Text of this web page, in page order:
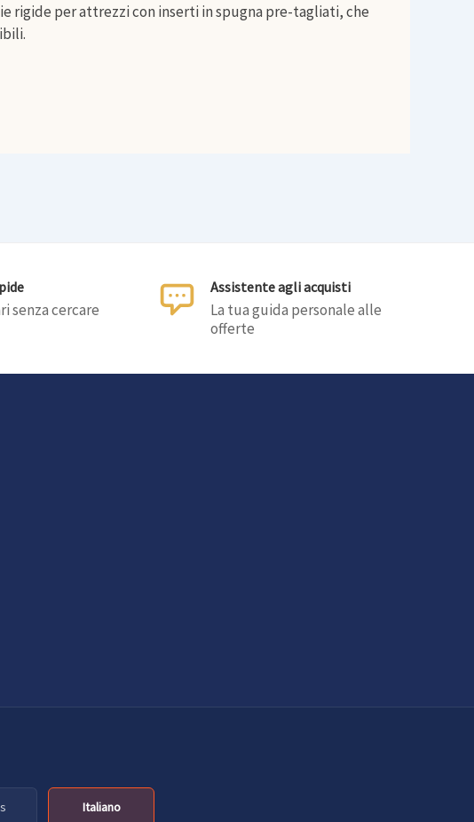
rigide per attrezzi con inserti in spugna pre-tagliati, che
senza cercare
Assistente agli acquisti
La tua guida personale alle
offerte
Italiano